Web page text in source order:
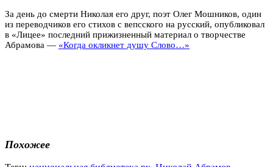
За день до смерти Николая его друг, поэт Олег Мошников, один
из переводчиков его стихов с вепсского на русский, опубликовал
в «Лицее» последний прижизненный материал о творчестве
Абрамова — «Когда окликнет душу Слово…»
Похожее